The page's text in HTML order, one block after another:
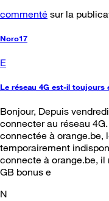
commenté sur la
Noro17
E
Le réseau 4G est-il toujours
Bonjour, Depuis
connecter au réseau
connectée à orange.be,
temporairement
connecte à orange.be,
GB bonus e
N